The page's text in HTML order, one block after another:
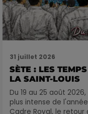
31 juillet 2026
SÈTE : LES
LA SAINT-LOUIS
Du 19 au 25 août
plus intense de
Cadre Royal, le retour